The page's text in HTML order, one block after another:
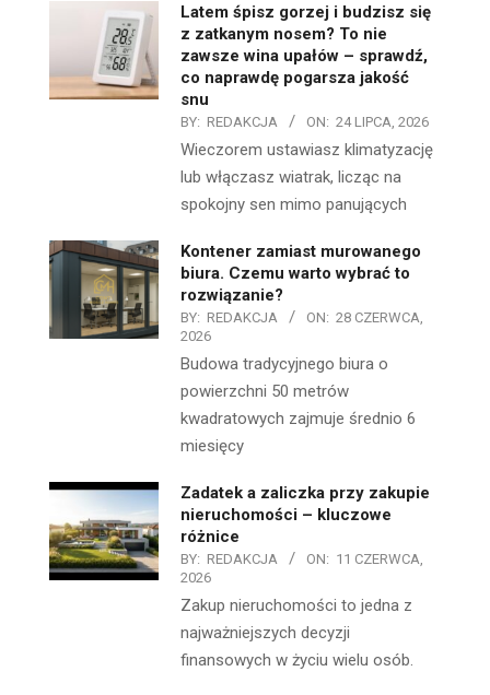
Latem śpisz gorzej i budzisz się
z zatkanym nosem? To nie
zawsze wina upałów – sprawdź,
co naprawdę pogarsza jakość
snu
BY: REDAKCJA ON: 24 LIPCA, 2026
Wieczorem ustawiasz klimatyzację
lub włączasz wiatrak, licząc na
spokojny sen mimo panujących
Kontener zamiast murowanego
biura. Czemu warto wybrać to
rozwiązanie?
BY: REDAKCJA ON: 28 CZERWCA,
2026
Budowa tradycyjnego biura o
powierzchni 50 metrów
kwadratowych zajmuje średnio 6
miesięcy
Zadatek a zaliczka przy zakupie
nieruchomości – kluczowe
różnice
BY: REDAKCJA ON: 11 CZERWCA,
2026
Zakup nieruchomości to jedna z
najważniejszych decyzji
finansowych w życiu wielu osób.